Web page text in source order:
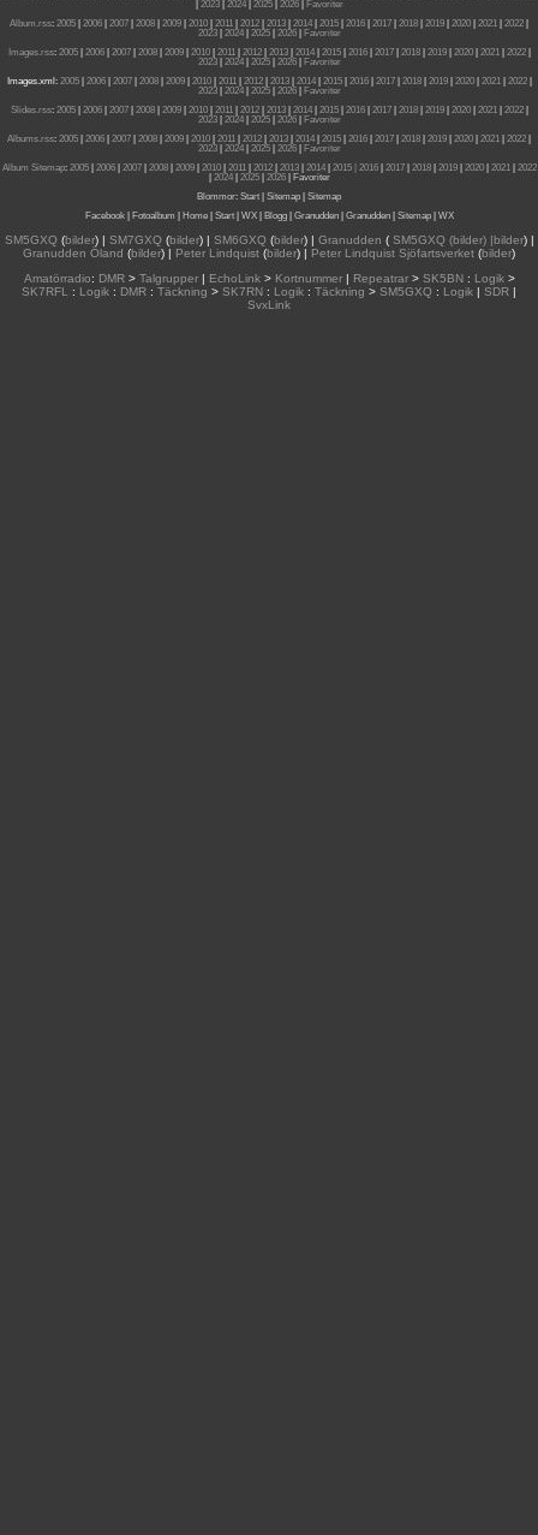
2023| 2024| 2025| 2026|
Favoriter
Album.rss: 2005 2006 2007 2008 2009 2010 2011 2012 2013 2014 2015 2016 2017 2018 2019 2020 2021 2022
2023| 2024| 2025| 2026|
Favoriter
Images.rss: 2005| 2006| 2007| 2008| 2009| 2010| 2011| 2012| 2013| 2014| 2015| 2016| 2017| 2018| 2019| 2020| 2021| 2022|
2023| 2024| 2025| 2026|
Favoriter
Images.xml: 2005| 2006| 2007| 2008| 2009| 2010| 2011| 2012| 2013| 2014| 2015| 2016| 2017| 2018| 2019| 2020| 2021| 2022|
2023| 2024| 2025| 2026|
Favoriter
Slides.rss: 2005| 2006| 2007| 2008| 2009| 2010| 2011| 2012| 2013| 2014| 2015| 2016| 2017| 2018| 2019| 2020| 2021| 2022|
2023| 2024| 2025| 2026|
Favoriter
Albums.rss: 2005 2006 2007 2008 2009 2010 2011 2012 2013 2014 2015 2016 2017 2018 2019 2020 2021 2022
2023| 2024| 2025| 2026|
Favoriter
Album Sitemap: 2005| 2006| 2007| 2008| 2009| 2010| 2011| 2012| 2013| 2014| 2015 | 2016| 2017| 2018| 2019| 2020| 2021| 2022
2024| 2025| 2026|
Favoriter
Blommor: Start Sitemap
Sitemap
Facebook| Fotoalbum Home| Start| WX| Blogg| Granudden| Granudden| Sitemap| WX
SM5GXQ(bilder) | SM7GXQ(bilder) | SM6GXQ(bilder) | Granudden (SM5GXQ (bilder) |bilder) |
Granudden Öland (bilder) | Peter Lindquist (bilder) | Peter Lindquist Sjöfartsverket (bilder)
Amatörradio: DMR> Talgrupper| EchoLink> Kortnummer| Repeatrar> SK5BN: Logik>
SK7RFL
: Logik : DMR : Täckning > SK7RN : Logik : Täckning > SM5GXQ : Logik | SDR |
SvxLink